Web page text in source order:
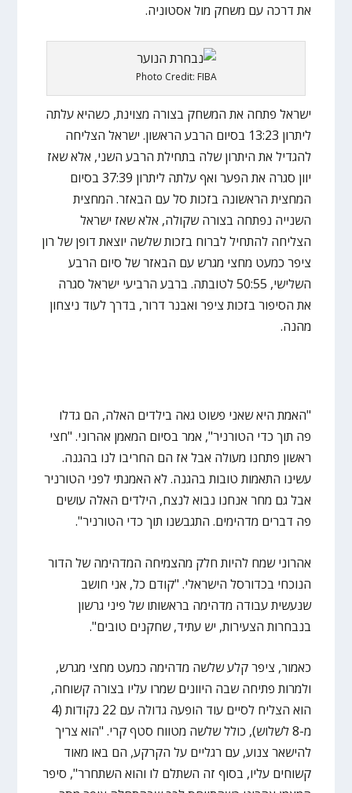
את דרכה עם משחק מול אסטוניה.
Photo Credit: FIBA
ישראל פתחה את המשחק בצורה מצוינת, כשהיא עלתה
ליתרון 13:23 בסיום הרבע הראשון. ישראל הצליחה
להגדיל את היתרון שלה בתחילת הרבע השני, אלא שאז
יוון סגרה את הפער ואף עלתה ליתרון 37:39 בסיום
המחצית הראשונה בזכות סל עם הבאזר. המחצית
השנייה נפתחה בצורה שקולה, אלא שאז ישראל
הצליחה להתחיל לברוח בזכות שלשה יוצאת דופן של רון
ציפר כמעט מחצי מגרש עם הבאזר של סיום הרבע
השלישי, 50:55 לטובתה. ברבע הרביעי ישראל סגרה
את הסיפור בזכות ציפר ואבנר דרור, בדרך לעוד ניצחון
מהנה.
"האמת היא שאני פשוט גאה בילדים האלה, הם גדלו
פה תוך כדי הטורניר", אמר בסיום המאמן אהרוני. "חצי
ראשון פתחנו מעולה אבל אז הם החריבו לנו בהגנה.
עשינו התאמות טובות בהגנה. לא האמנתי לפני הטורניר
אבל גם מחר אנחנו נבוא לנצח, הילדים האלה עושים
פה דברים מדהימים. התגבשנו תוך כדי הטורניר".
אהרוני שמח להיות חלק מהצמיחה המדהימה של הדור
הנוכחי בכדורסל הישראלי. "קודם כל, אני חושב
שנעשית עבודה מדהימה בראשותו של פיני גרשון
בנבחרות הצעירות, יש עתיד, שחקנים טובים".
כאמור, ציפר קלע שלשה מדהימה כמעט מחצי מגרש,
ולמרות פתיחה שבה היוונים שמרו עליו בצורה קשוחה,
הוא הצליח לסיים עוד הופעה גדולה עם 22 נקודות (4
מ-8 לשלוש), כולל שלשה מטווח סטף קרי. "הוא צריך
להישאר צנוע, עם רגליים על הקרקע, הם באו מאוד
קשוחים עליו, בסוף זה השתלם לו והוא השתחרר", סיפר